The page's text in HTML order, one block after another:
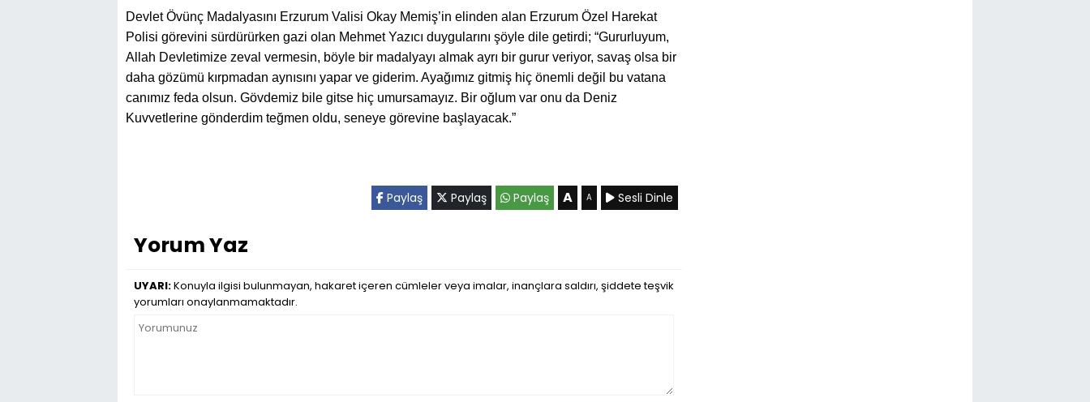
Devlet Övünç Madalyasını Erzurum Valisi Okay Memiş’in elinden alan Erzurum Özel Harekat
Polisi görevini sürdürürken gazi olan Mehmet Yazıcı duygularını şöyle dile getirdi; “Gururluyum,
Allah Devletimize zeval vermesin, böyle bir madalyayı almak ayrı bir gurur veriyor, savaş olsa bir
daha gözümü kırpmadan aynısını yapar ve giderim. Ayağımız gitmiş hiç önemli değil bu vatana
canımız feda olsun. Gövdemiz bile gitse hiç umursamayız. Bir oğlum var onu da Deniz
Kuvvetlerine gönderdim teğmen oldu, seneye görevine başlayacak.”
Paylaş Paylaş Paylaş A A Sesli Dinle
Yorum Yaz
UYARI:Konuyla ilgisi bulunmayan, hakaret içeren cümleler veya imalar, inançlara saldırı, şiddete teşvik
yorumları onaylanmamaktadır.